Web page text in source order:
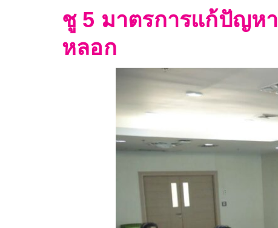
ชู 5 มาตรการแก้ปัญห
หลอก